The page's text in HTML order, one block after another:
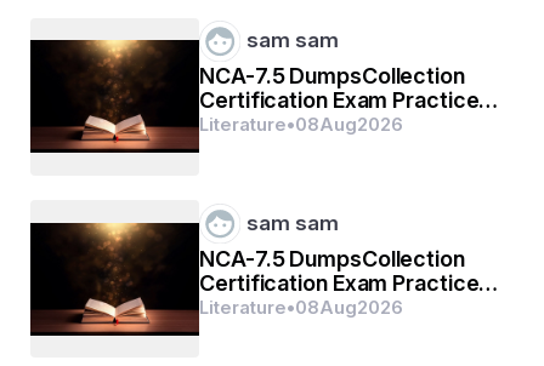
दु:खभरी रात मैं
ज्योस्ना भीजा ममताकी
ब्राह्मणी या नारायणी या
कौन पूज्या ?
sam sam
NCA-7.5 DumpsCollection
Certification Exam Practice
Questions
Literature•08Aug2026
sam sam
NCA-7.5 DumpsCollection
Certification Exam Practice
Questions
Literature•08Aug2026